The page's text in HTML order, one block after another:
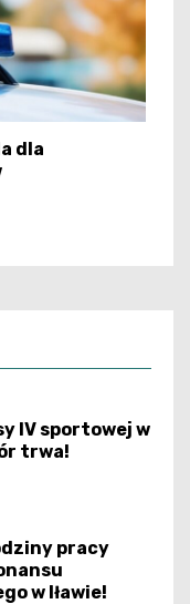
dla
IV sportowej w
trwa!
pracy
w Iławie!